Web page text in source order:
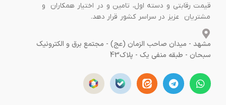
قیمت رقابتی و دسته اول، تامین و در اختیار همکاران و
مشتریان عزیز در سراسر کشور قرار دهد.
مشهد - میدان صاحب الزمان (عج) - مجتمع برق و الکترونیک
سبحان - طبقه منفی یک - پلاک43